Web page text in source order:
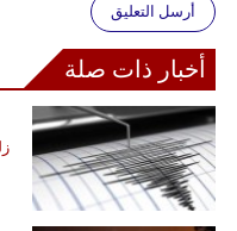
أرسل التعليق
أخبار ذات صلة